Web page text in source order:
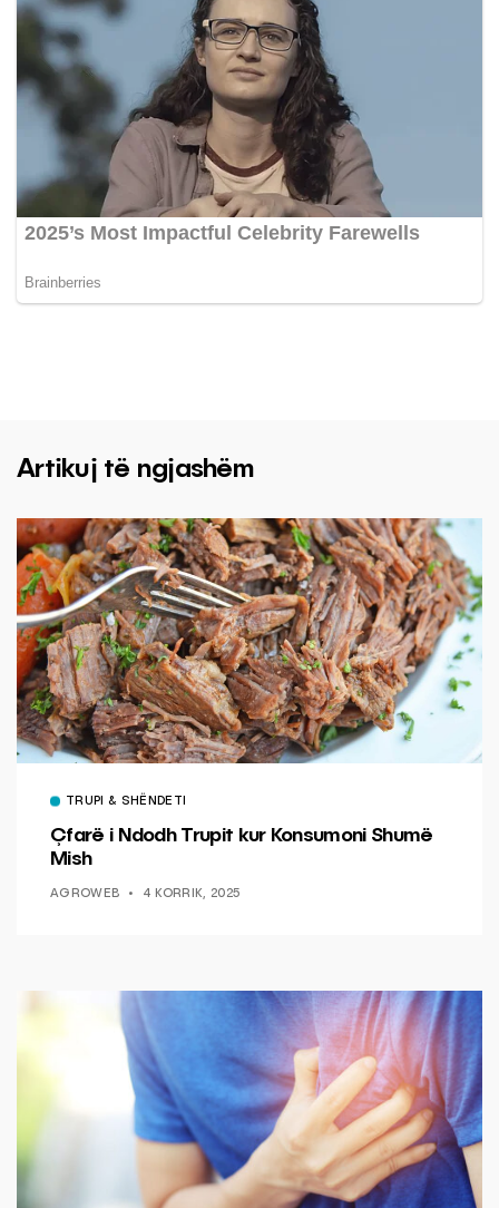
Artikuj të ngjashëm
TRUPI & SHËNDETI
Çfarë i Ndodh Trupit kur Konsumoni Shumë
Mish
AGROWEB 4 KORRIK, 2025